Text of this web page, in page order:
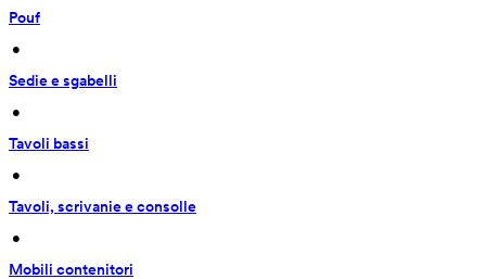
Pouf
•
Sedie e sgabelli
•
Tavoli bassi
•
Tavoli, scrivanie e consolle
•
Mobili contenitori